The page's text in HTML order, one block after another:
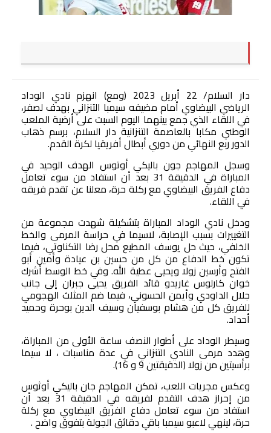
صوت وصورة
دار السلام/ 22 أبريل 2023 (ومع) انهزم نادي الوداد
الرياضي البيضاوي أمام مضيفه سيمبا التنزاني بهدف لصفر،
في اللقاء الذي جمع بينهما اليوم السبت على أرضية الملعب
الوطني مكابا بالعاصمة التنزانية دار السلام، برسم ذهاب
الدور ربع النهائي من دوري أبطال أفريقيا لكرة القدم.
وسجل المهاجم جون باليكي أوتوس الهدف الوحيد في
المباراة في الدقيقة 31 بعد أن استفاد من سوء تعامل
دفاع الفريق البيضاوي مع ركلة حرة، معلنا عن تقدم فريقه
في اللقاء.
ودخل نادي الوداد المباراة بتشكيلة شهدت مجموعة من
التغييرات بسبب الإصابة، لاسيما في حراسة المرمى والخط
الخلفي، حيث حل يوسف المطيع محل رضا التكناوتي، فيما
تكون خط الدفاع من كل من حسين بن عيادة وأمين أبو
الفتح وأرسين زولا ويحيى عطية الله. وفي خط الوسط أشرك
خوان كارلوس غاريدو قائد الفريق يحيى جبران إلى جانب
جلال الداودي وأيمن الحسوني، فيما ضم المثلث الهجومي
للفريق كل من هشام بوسفيان وسيف الدين بوحرة وحميد
أحداد.
وسيطر الوداد على أطوار النصف ساعة الأولى من المباراة،
وهدد مرمى النادي التنزاني في عدة مناسبات ، لا سيما
برأسيتين من زولا (الدقيقتين 9 و 16).
وعكس مجريات اللعب، تمكن المهاجم جان باليكي أوثوس
من إحراز هدف التقدم لفريقه في الدقيقة 31 بعد أن
استفاد من سوء تعامل دفاع الفريق البيضاوي مع ركلة
حرة، لينهي لاعبو سيمبا باقي دقائق الجولة بتفوق واضح .